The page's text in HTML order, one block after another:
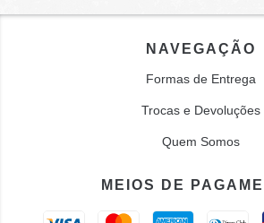
NAVEGAÇÃO
Formas de Entrega
Trocas e Devoluções
Quem Somos
MEIOS DE